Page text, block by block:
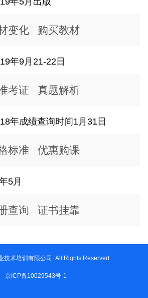
变化 购买教材
年9月21-22日
考证 真题解析
年成绩查询时间1月31日
标准 优惠购课
5月
查询 证书挂靠
技术培训有限公司. All Rights Reserved
京ICP备10029543号-1